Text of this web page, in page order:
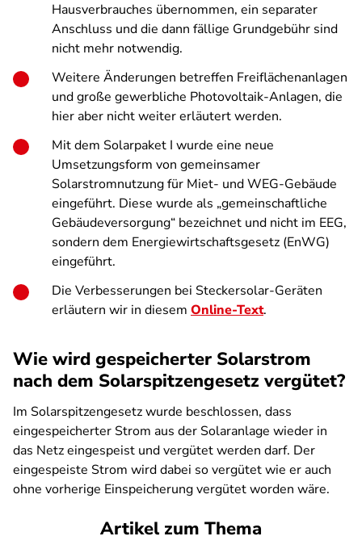
Hausverbrauches übernommen, ein separater
Anschluss und die dann fällige Grundgebühr sind
nicht mehr notwendig.
Weitere Änderungen betreffen Freiflächenanlagen
und große gewerbliche Photovoltaik-Anlagen, die
hier aber nicht weiter erläutert werden.
Mit dem Solarpaket I wurde eine neue
Umsetzungsform von gemeinsamer
Solarstromnutzung für Miet- und WEG-Gebäude
eingeführt. Diese wurde als „gemeinschaftliche
Gebäudeversorgung“ bezeichnet und nicht im EEG,
sondern dem Energiewirtschaftsgesetz (EnWG)
eingeführt.
Die Verbesserungen bei Steckersolar-Geräten
erläutern wir in diesem Online-Text.
Wie wird gespeicherter Solarstrom
nach dem Solarspitzengesetz vergütet?
Im Solarspitzengesetz wurde beschlossen, dass
eingespeicherter Strom aus der Solaranlage wieder in
das Netz eingespeist und vergütet werden darf. Der
eingespeiste Strom wird dabei so vergütet wie er auch
ohne vorherige Einspeicherung vergütet worden wäre.
Artikel zum Thema